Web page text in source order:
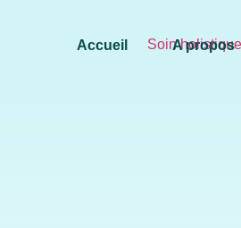
Accueil A propos